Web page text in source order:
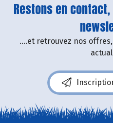
Restons en
....et retrouvez nos